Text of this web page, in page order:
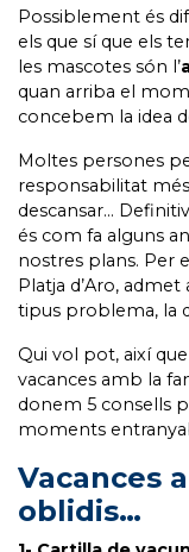
Possiblement és
els que sí que els
les mascotes són l’
quan arriba el
concebem la idea
Moltes persones
responsabilitat
descansar…
és com fa alguns
nostres plans. Per
Platja d’Aro,
tipus problema, la
Qui vol pot, així
vacances amb la
donem 5 consells
moments
Vacances
oblidis…